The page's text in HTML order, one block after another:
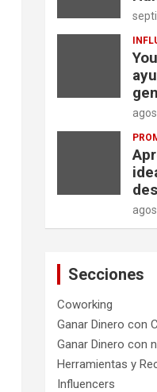
Secciones
Coworking
Ganar Dinero con
Ganar Dinero con
Herramientas y
Influencers